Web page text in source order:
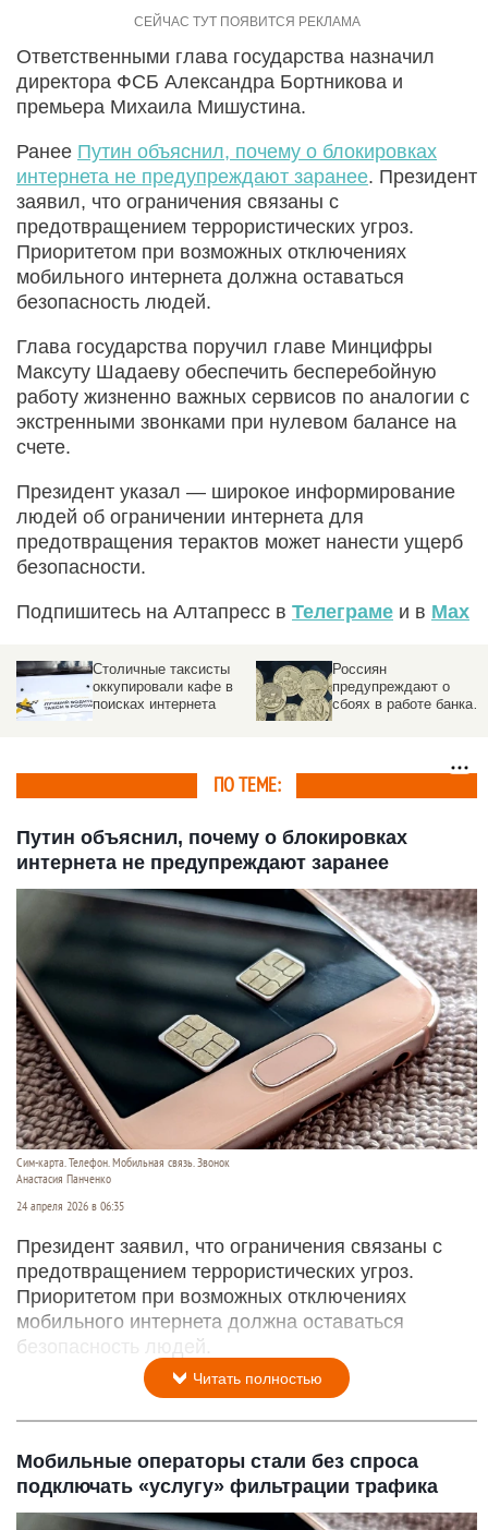
Ответственными глава государства назначил
директора ФСБ Александра Бортникова и
премьера Михаила Мишустина.
Ранее Путин объяснил, почему о блокировках
интернета не предупреждают заранее. Президент
заявил, что ограничения связаны с
предотвращением террористических угроз.
Приоритетом при возможных отключениях
мобильного интернета должна оставаться
безопасность людей.
Глава государства поручил главе Минцифры
Максуту Шадаеву обеспечить бесперебойную
работу жизненно важных сервисов по аналогии с
экстренными звонками при нулевом балансе на
счете.
Президент указал — широкое информирование
людей об ограничении интернета для
предотвращения терактов может нанести ущерб
безопасности.
Подпишитесь на Алтапресс в Телеграме и в Max
Россиян
предупреждают о
сбоях в работе банка с
Что делать, если
отключили интернет
ПО ТЕМЕ:
Путин объяснил, почему о блокировках
интернета не предупреждают заранее
Сим-карта. Телефон. Мобильная связь. Звонок
Анастасия Панченко
24 апреля 2026 в 06:35
Президент заявил, что ограничения связаны с
предотвращением террористических угроз.
Приоритетом при возможных отключениях
мобильного интернета должна оставаться
безопасность людей.
Читать полностью
Мобильные операторы стали без спроса
подключать «услугу» фильтрации трафика